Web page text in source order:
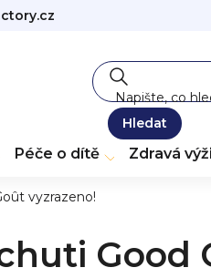
Hledat
Péče o dítě Zdravá
vyzrazeno!
Good